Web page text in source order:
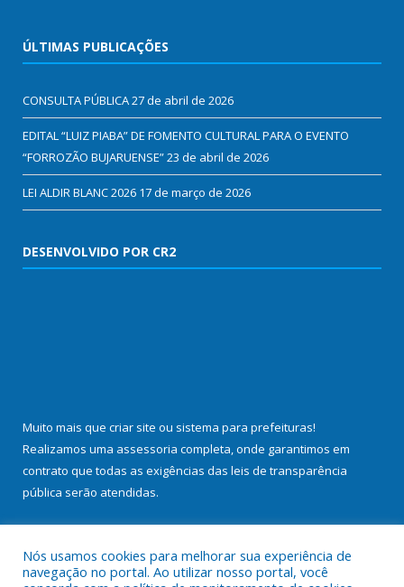
ÚLTIMAS PUBLICAÇÕES
CONSULTA PÚBLICA27 de abril de 2026
EDITAL “LUIZ PIABA” DE FOMENTO CULTURAL PARA O EVENTO
“FORROZÃO BUJARUENSE”23 de abril de 2026
LEI ALDIR BLANC 2026 17 de março de 2026
DESENVOLVIDO POR CR2
Muito mais que criar site ou sistema para prefeituras!
Realizamos uma assessoria completa, onde garantimos em
contrato que todas as exigências das leis de transparência
pública serão atendidas.
Nós usamos cookies para melhorar sua experiência de
navegação no portal. Ao utilizar nosso portal, você